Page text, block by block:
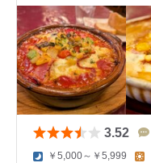
3.52
￥5,000～￥5,999